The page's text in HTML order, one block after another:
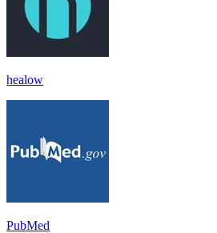
healow
PubMed